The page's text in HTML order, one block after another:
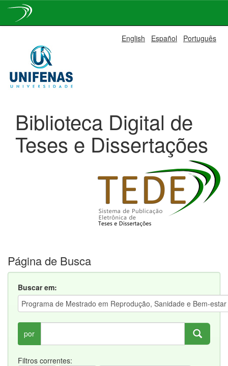
navigation
English Español Português
Biblioteca Digital de
Teses e Dissertações
Página de Busca
Buscar em:
por
Filtros correntes: